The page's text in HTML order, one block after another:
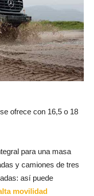
ofrece con 16,5 o 18
para una masa
y camiones de tres
así puede
movilidad